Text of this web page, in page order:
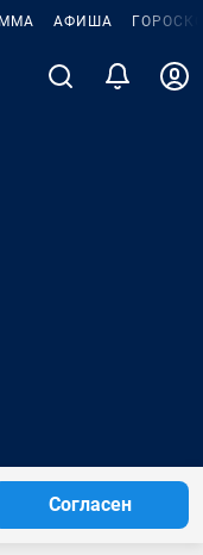
АФИША
Согласен